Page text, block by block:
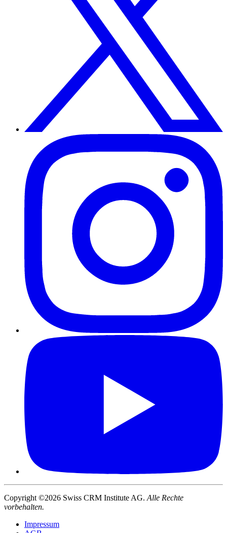
Copyright ©2026 Swiss CRM Institute AG.Alle Rechte
vorbehalten.
Impressum